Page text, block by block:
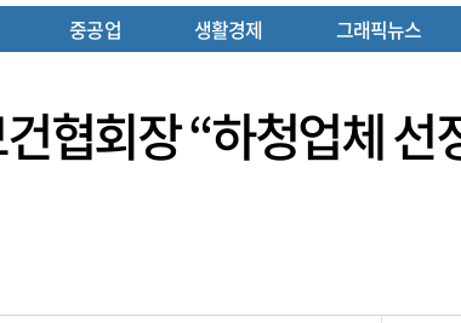
중공업 생활경제 그래픽뉴스
협회장 “하청업체 선